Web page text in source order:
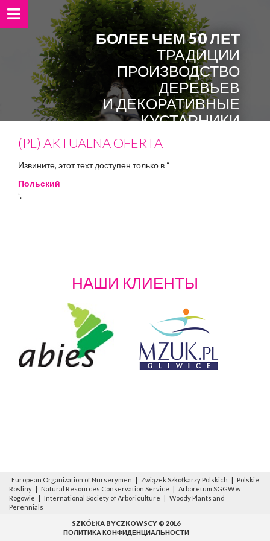
БОЛЕЕ ЧЕМ 50 ЛЕТ
ТРАДИЦИИ
ПРОИЗВОДСТВО
ДЕРЕВЬЕВ
И ДЕКОРАТИВНЫЕ
КУСТАРНИКИ
(PL) AKTUALNA OFERTA
Извините, этот техт доступен только в “
Польский
”.
НАШИ КЛИЕНТЫ
European Organization of Nurserymen | Związek Szkółkarzy Polskich |
Polskie
Rosliny | Natural Resources Conservation Service | Arboretum SGGW w
Rogowie
| International Society of Arboriculture | Woody Plants and
Perennials
SZKÓŁKA BYCZKOWSCY © 2016
ПОЛИТИКА КОНФИДЕНЦИАЛЬНОСТИ